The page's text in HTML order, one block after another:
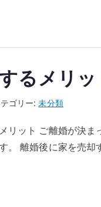
るメリ
ゴリー:未分類
リット ご離婚が決
。 離婚後に家を売